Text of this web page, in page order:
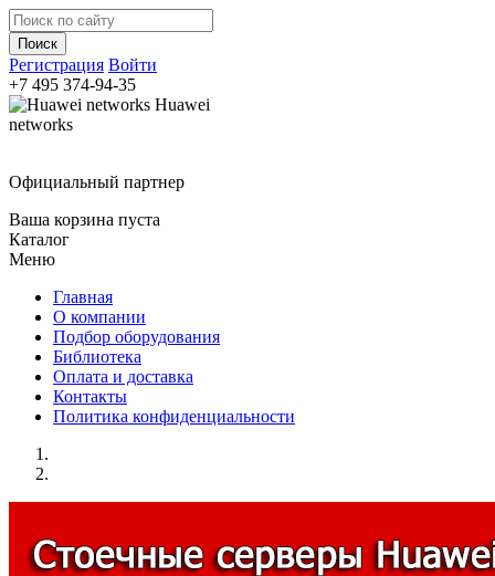
Регистрация Войти
+7 495 374-94-35
Huawei
networks
Официальный партнер
Ваша корзина пуста
Каталог
Меню
Главная
О компании
Подбор оборудования
Библиотека
Оплата и доставка
Контакты
Политика конфиденциальности